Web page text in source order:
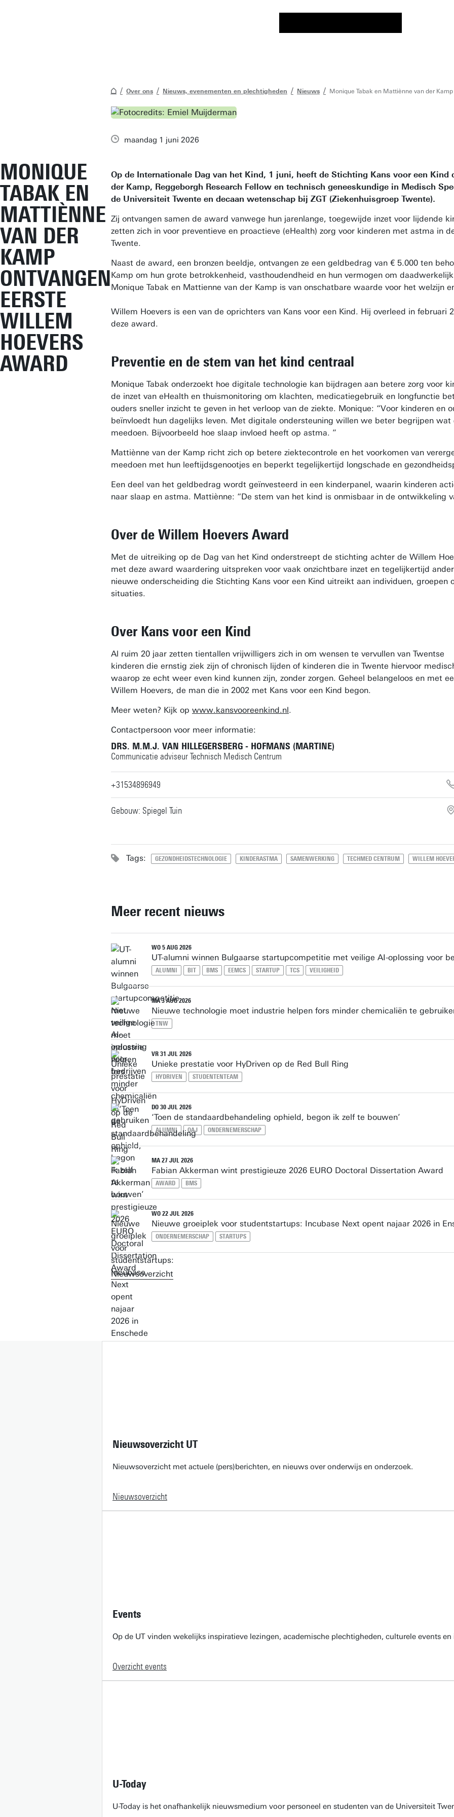
Over ons Nieuws, evenementen en plechtigheden Nieuws Monique Tabak en Mattiènne van der
MONIQUE
TABAK EN
MATTIÈNNE
VAN DER
KAMP
ONTVANGEN
EERSTE
WILLEM
HOEVERS
AWARD
maandag 1 juni 2026
Op de Internationale Dag van het Kind, 1 juni, heeft de Stichting Kans voor een
der Kamp, Reggeborgh Research Fellow en technisch geneeskundige in Medisch
de Universiteit Twente en decaan wetenschap bij ZGT (Ziekenhuisgroep Twente).
Zij ontvangen samen de award vanwege hun jarenlange, toegewijde inzet voor lijdende
zetten zich in voor preventieve en proactieve (eHealth) zorg voor kinderen met astma in
Twente.
Naast de award, een bronzen beeldje, ontvangen ze een geldbedrag van € 5.000 ten
Kamp om hun grote betrokkenheid, vasthoudendheid en hun vermogen om
Monique Tabak en Mattienne van der Kamp is van onschatbare waarde voor het welzijn
Willem Hoevers is een van de oprichters van Kans voor een Kind. Hij overleed in
deze award.
Preventie en de stem van het kind centraal
Monique Tabak onderzoekt hoe digitale technologie kan bijdragen aan betere zorg
de inzet van eHealth en thuismonitoring om klachten, medicatiegebruik en longfunctie
ouders sneller inzicht te geven in het verloop van de ziekte. Monique: “Voor kinderen
beïnvloedt hun dagelijks leven. Met digitale ondersteuning willen we beter begrijpen
meedoen. Bijvoorbeeld hoe slaap invloed heeft op astma. ”
Mattiènne van der Kamp richt zich op betere ziektecontrole en het voorkomen van
meedoen met hun leeftijdsgenootjes en beperkt tegelijkertijd longschade en
Een deel van het geldbedrag wordt geïnvesteerd in een kinderpanel, waarin kinderen
naar slaap en astma. Mattiènne: “De stem van het kind is onmisbaar in de ontwikkeling
Over de Willem Hoevers Award
Met de uitreiking op de Dag van het Kind onderstreept de stichting achter de Willem
met deze award waardering uitspreken voor vaak onzichtbare inzet en tegelijkertijd
nieuwe onderscheiding die Stichting Kans voor een Kind uitreikt aan individuen,
situaties.
Over Kans voor een Kind
Al ruim 20 jaar zetten tientallen vrijwilligers zich in om wensen te vervullen van Twentse
kinderen die ernstig ziek zijn of chronisch lijden of kinderen die in Twente hiervoor
waarop ze echt weer even kind kunnen zijn, zonder zorgen. Geheel belangeloos en
Willem Hoevers, de man die in 2002 met Kans voor een Kind begon.
Meer weten? Kijk op www.kansvooreenkind.nl.
Contactpersoon voor meer informatie:
DRS. M.M.J. VAN HILLEGERSBERG - HOFMANS (MARTINE)
Communicatie adviseur Technisch Medisch Centrum
+31534896949
Gebouw: Spiegel Tuin
Tags: GEZONDHEIDSTECHNOLOGIE KINDERASTMA SAMENWERKING TECHMED CENTRUM WILLEM
Meer recent nieuws
WO 5 AUG 2026
UT-alumni winnen Bulgaarse startupcompetitie met veilige AI-oplossing voor
ALUMNI BIT BMS EEMCS STARTUP TCS VEILIGHEID
MA 3 AUG 2026
Nieuwe technologie moet industrie helpen fors minder chemicaliën te
TNW
VR 31 JUL 2026
Unieke prestatie voor HyDriven op de Red Bull Ring
HYDRIVEN STUDENTENTEAM
DO 30 JUL 2026
‘Toen de standaardbehandeling ophield, begon ik zelf te bouwen’
ALUMNI OAJ ONDERNEMERSCHAP
MA 27 JUL 2026
Fabian Akkerman wint prestigieuze 2026 EURO Doctoral Dissertation Award
AWARD BMS
WO 22 JUL 2026
Nieuwe groeiplek voor studentstartups: Incubase Next opent najaar 2026 in
ONDERNEMERSCHAP STARTUPS
Nieuwsoverzicht
Nieuwsoverzicht UT
Nieuwsoverzicht met actuele (pers)berichten, en nieuws over onderwijs en onderzoek.
Nieuwsoverzicht
Events
Op de UT vinden wekelijks inspiratieve lezingen, academische plechtigheden, culturele events
Overzicht events
U-Today
U-Today is het onafhankelijk nieuwsmedium voor personeel en studenten van de Universiteit